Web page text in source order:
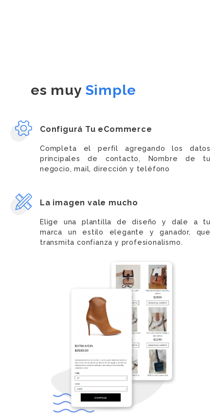
es muy Simple
Configurá Tu eCommerce
Completa el perfil agregando los datos
principales de contacto, Nombre de tu
negocio, mail, dirección y teléfono
La imagen vale mucho
Elige una plantilla de diseño y dale a tu
marca un estilo elegante y ganador, que
transmita confianza y profesionalismo.